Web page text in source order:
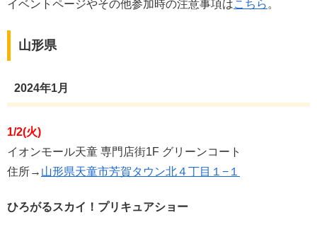
イベントページやその他参加時の注意事項はこちら 。
山形県
2024年1月
1/2(火)
イオンモール天童 専門店街1F グリーンコート
住所→ 山形県天童市芳賀タウン北４丁目１−１
ひろがるスカイ！プリキュアショー